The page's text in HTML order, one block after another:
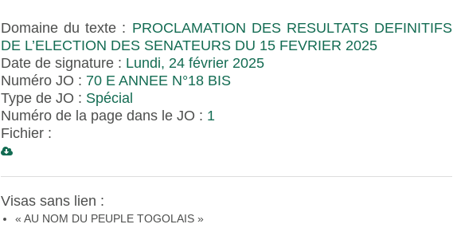
Domaine du texte : PROCLAMATION DES RESULTATS DEFINITIFS
DE L’ELECTION DES SENATEURS DU 15 FEVRIER 2025
Date de signature : Lundi, 24 février 2025
Numéro JO : 70 E ANNEE N°18 BIS
Type de JO : Spécial
Numéro de la page dans le JO : 1
Fichier :
Visas sans lien :
« AU NOM DU PEUPLE TOGOLAIS »